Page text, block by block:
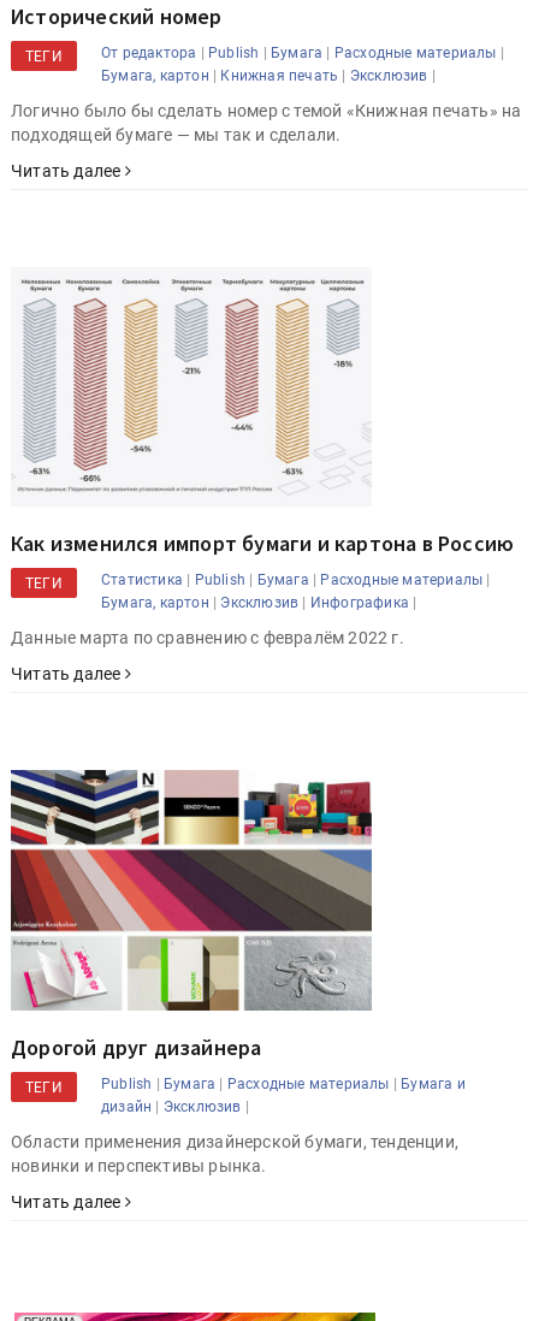
Исторический номер
ТЕГИ От редактора | Publish | Бумага | Расходные материалы |
Бумага, картон | Книжная печать | Эксклюзив |
Логично было бы сделать номер с темой «Книжная печать» на
подходящей бумаге — мы так и сделали.
Читать далее
Как изменился импорт бумаги и картона в Россию
ТЕГИ Статистика | Publish | Бумага | Расходные материалы |
Бумага, картон | Эксклюзив | Инфографика |
Данные марта по сравнению с февралём 2022 г.
Читать далее
Дорогой друг дизайнера
ТЕГИ Publish | Бумага | Расходные материалы | Бумага и
дизайн | Эксклюзив |
Области применения дизайнерской бумаги, тенденции,
новинки и перспективы рынка.
Читать далее